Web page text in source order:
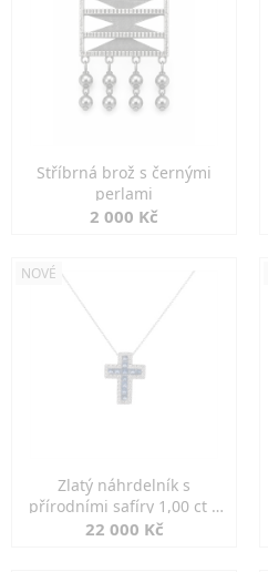
Stříbrná brož s černými
perlami
2 000 Kč
NOVÉ
Zlatý náhrdelník s
přírodními safíry 1,00 ct a
diamanty
22 000 Kč